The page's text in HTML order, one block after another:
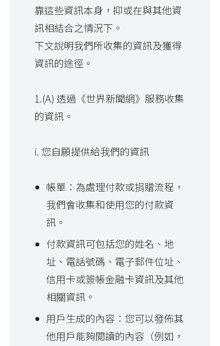
靠這些資訊本身，抑或在與其他資
訊相結合之情況下。
下文說明我們所收集的資訊及獲得
資訊的途徑。
1.(A) 透過《世界新聞網》服務收集
的資訊。
i. 您自願提供給我們的資訊
帳單：為處理付款或捐贈流程，
我們會收集和使用您的付款資
訊。
付款資訊可包括您的姓名、地
址、電話號碼、電子郵件位址、
信用卡或簽帳金融卡資訊及其他
相關資訊。
用戶生成的內容：您可以發佈其
他用戶能夠閱讀的內容（例如，